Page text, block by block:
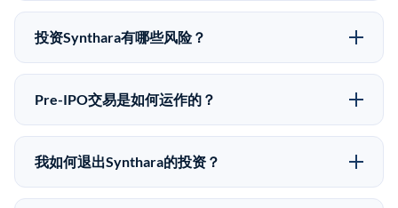
有所不同。
可以。合格投资者可以通过填写本页表单或在
upmarket.co创建账户来表达对Synthara股份的投资意
50,000美元。UpMarket是FINRA注册的经纪交易商，
自2019年以来已经纪超过5亿美元的另类投资。
投资Synthara有哪些风险？
Pre-IPO投资存在重大风险。Synthara的股份流动性低，
意味着没有公开市场可以快速出售。不存在确定的退出
好可能全部损失的准备。私有公司的估值在融资轮次之
间可能大幅波动。投资者应在投资前咨询其财务顾问并
Pre-IPO交易是如何运作的？
在Pre-IPO交易中，合格投资者通过二级市场平台从现有
股东（如员工、早期投资者或其他持有人）处购买股
为FINRA注册的经纪交易商促成这些交易，代表双方处
我如何退出Synthara的投资？
Pre-IPO持股主要有两种退出途径：在二级市场将股份出